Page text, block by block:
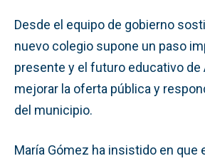
Desde el equipo de gobierno
nuevo colegio supone un paso
presente y el futuro educativo de
mejorar la oferta pública y
del municipio.
María Gómez ha insistido en que